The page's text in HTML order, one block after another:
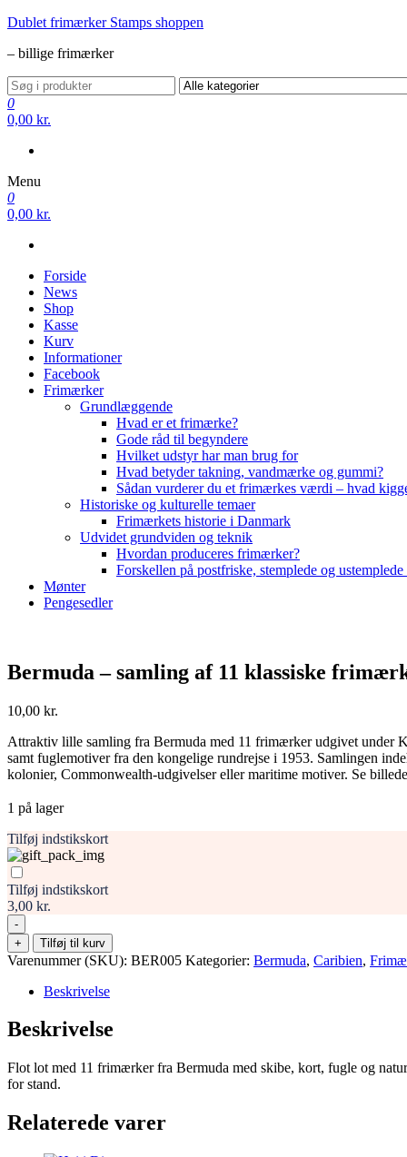
Videre
indhold
Dublet frimærker Stamps shoppen
– billige frimærker
0
0,00 kr.
Menu
0
0,00 kr.
Forside
News
Shop
Kasse
Kurv
Informationer
Facebook
Frimærker
Grundlæggende
Hvad er et frimærke?
Gode råd til begyndere
Hvilket udstyr har man brug for
Hvad betyder takning, vandmærke og gummi?
Sådan vurderer du et frimærkes værdi – hvad
Historiske og kulturelle temaer
Frimærkets historie i Danmark
Udvidet grundviden og teknik
Hvordan produceres frimærker?
Forskellen på postfriske, stemplede og
Mønter
Pengesedler
Bermuda – samling af 11 klassiske
10,00 kr.
Attraktiv lille samling fra Bermuda med 11 frimærker udgivet under
samt fuglemotiver fra den kongelige rundrejse i 1953. Samlingen
kolonier, Commonwealth-udgivelser eller maritime motiver. Se
1 på lager
Tilføj indstikskort
Tilføj indstikskort
3,00 kr.
-
Bermuda
–
klassiske
frimærker
skibe,
kort
naturmotiver
+ Tilføj til kurv
Varenummer (SKU): BER005 Kategorier: Bermuda, Caribien,
Beskrivelse
Beskrivelse
Flot lot med 11 frimærker fra Bermuda med skibe, kort, fugle og
for stand.
Relaterede varer